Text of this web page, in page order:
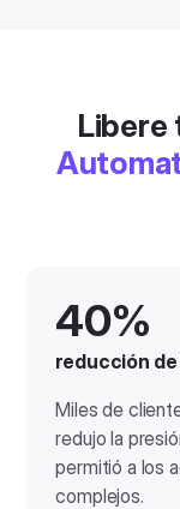
Libere
40%
reducción de
Miles de
redujo la
permitió a los
complejos.